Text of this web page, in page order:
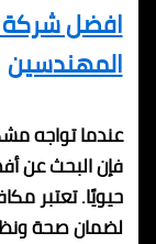
افضل
المهندسين
عندما تواجه
فإن البحث عن
حيويًا. تعتبر
لضمان صحة